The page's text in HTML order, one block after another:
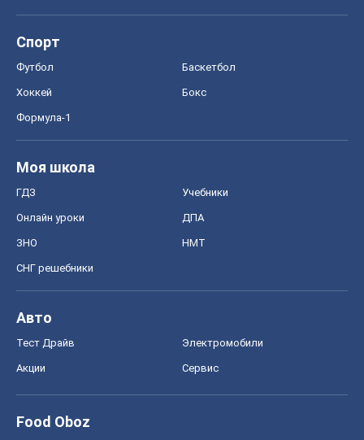
Спорт
Футбол Баскетбол
Хоккей Бокс
Формула-1
Моя школа
ГДЗ Учебники
Онлайн уроки ДПА
ЗНО НМТ
СНГ решебники
Авто
Тест Драйв Электромобили
Акции Сервис
Food Oboz